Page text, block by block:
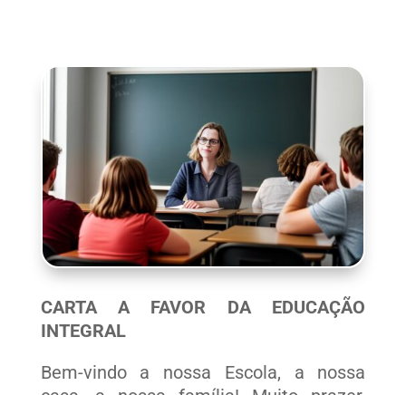
CARTA A FAVOR DA EDUCAÇÃO
INTEGRAL
Bem-vindo a nossa Escola, a nossa